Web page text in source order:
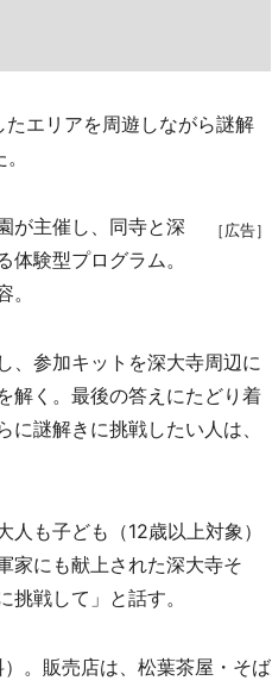
エリアを周遊しながら謎解
［広告］
が主催し、同寺と深
験型プログラム。
、参加キットを深大寺周辺に
解く。最後の答えにたどり着
謎解きに挑戦したい人は、
も子ども（12歳以上対象）
家にも献上された深大寺そ
戦して」と話す。
。販売店は、松葉茶屋・そば